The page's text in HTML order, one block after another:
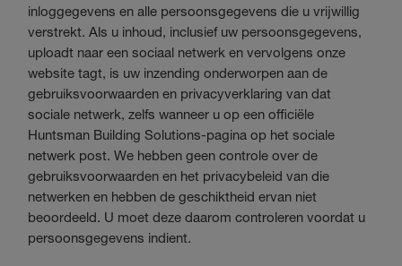
inloggegevens en alle persoonsgegevens die u vrijwillig
verstrekt. Als u inhoud, inclusief uw persoonsgegevens,
uploadt naar een sociaal netwerk en vervolgens onze
website tagt, is uw inzending onderworpen aan de
gebruiksvoorwaarden en privacyverklaring van dat
sociale netwerk, zelfs wanneer u op een officiële
Huntsman Building Solutions-pagina op het sociale
netwerk post. We hebben geen controle over de
gebruiksvoorwaarden en het privacybeleid van die
netwerken en hebben de geschiktheid ervan niet
beoordeeld. U moet deze daarom controleren voordat u
persoonsgegevens indient.